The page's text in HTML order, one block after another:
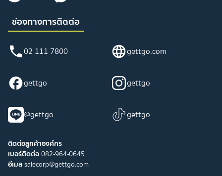
ช่องทางการติดต่อ
02 111 7800 gettgo.com
gettgo gettgo
@gettgo gettgo
ติดต่อลูกค้าองค์กร
เบอร์ติดต่อ082-964-0645
อีเมลsalecorp@gettgo.com